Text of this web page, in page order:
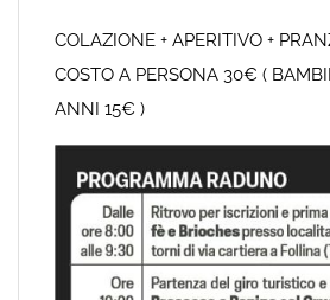
COLAZIONE + APERITIVO +
COSTO A PERSONA 30€ (
ANNI 15€ )